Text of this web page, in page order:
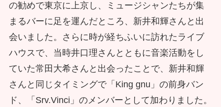
の勧めで東京に上京し、ミュージシャンたちが集
まるバーに足を運んだところ、新井和輝さんと出
会いました。さらに時が経ちふいに訪れたライブ
ハウスで、当時井口理さんとともに音楽活動をし
ていた常田大希さんと出会ったことで、新井和輝
さんと同じタイミングで「King gnu」の前身バン
ド、「Srv.Vinci」のメンバーとして加わりました。